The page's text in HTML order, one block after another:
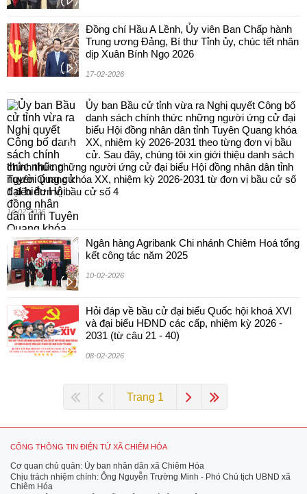
Đồng chí Hầu A Lềnh, Ủy viên Ban Chấp hành
Trung ương Đảng, Bí thư Tỉnh ủy, chúc tết nhân
dịp Xuân Bính Ngọ 2026
17-02-2026
Ủy ban Bầu cử tỉnh vừa ra Nghị quyết Công bố
danh sách chính thức những người ứng cử đại
biểu Hội đồng nhân dân tỉnh Tuyên Quang khóa
XX, nhiệm kỳ 2026-2031 theo từng đơn vị bầu
cử. Sau đây, chúng tôi xin giới thiệu danh sách
chính thức những người ứng cử đại biểu Hội đồng nhân dân tỉnh
Tuyên Quang khóa XX, nhiệm kỳ 2026-2031 từ đơn vị bầu cử số
1 đến đơn vị bầu cử số 4
14-02-2026
Ngân hàng Agribank Chi nhánh Chiêm Hoá tổng
kết công tác năm 2025
10-02-2026
Hỏi đáp về bầu cử đại biểu Quốc hội khoá XVI
và đại biểu HĐND các cấp, nhiệm kỳ 2026 -
2031 (từ câu 21 - 40)
08-02-2026
Trang 1
CỔNG THÔNG TIN ĐIỆN TỬ XÃ CHIÊM HÓA
Cơ quan chủ quản: Ủy ban nhân dân xã Chiêm Hóa
Chịu trách nhiệm chính: Ông Nguyễn Trường Minh - Phó Chủ tịch UBND xã
Chiêm Hóa